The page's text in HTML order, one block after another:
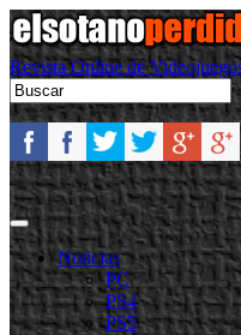
Revista Online de
Noticias
PC
PS4
PS5